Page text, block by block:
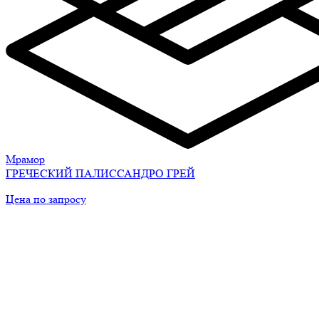
Мрамор
ГРЕЧЕСКИЙ ПАЛИССАНДРО ГРЕЙ
Цена по запросу